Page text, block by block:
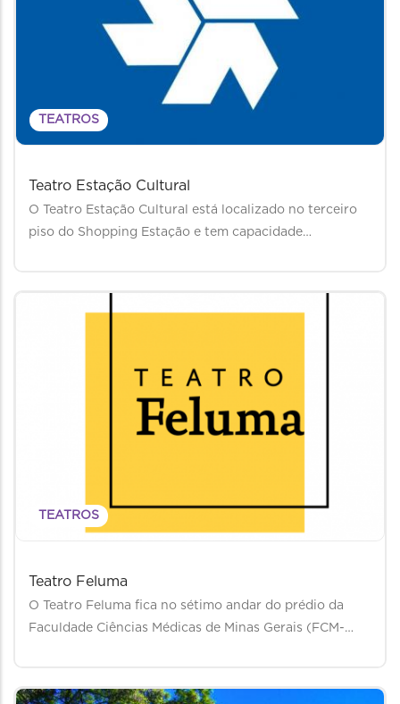
TEATROS
Teatro Estação Cultural
O Teatro Estação Cultural está localizado no terceiro
piso do Shopping Estação e tem capacidade…
TEATROS
Teatro Feluma
O Teatro Feluma fica no sétimo andar do prédio da
Faculdade Ciências Médicas de Minas Gerais (FCM-…